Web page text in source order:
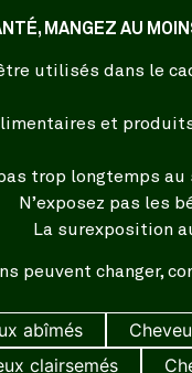
MANGEZ AU
utilisés dans le
et
trop longtemps
N’exposez pas les
La surexposition
peuvent changer,
abîmés
clairsemés